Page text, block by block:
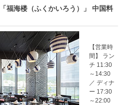
福海楼（ふくかいろう）」 中国料
【営業時
間】 ラン
チ 11:30
～14:30
／ ディナ
ー 17:30
～22:00